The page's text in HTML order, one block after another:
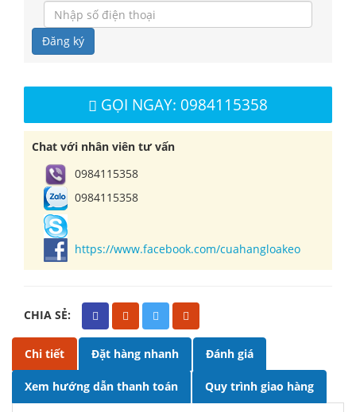
Đăng ký
GỌI NGAY: 0984115358
Chat với nhân viên tư vấn
0984115358
0984115358
https://www.facebook.com/cuahangloakeo
CHIA SẺ:
Chi tiết Đặt hàng nhanh Đánh giá
Xem hướng dẫn thanh toán Quy trình giao hàng